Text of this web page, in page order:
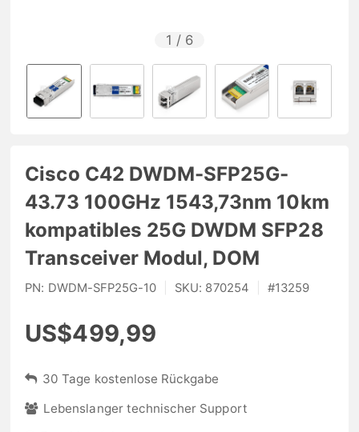
1 / 6
Cisco C42 DWDM-SFP25G-
43.73 100GHz 1543,73nm 10km
kompatibles 25G DWDM SFP28
Transceiver Modul, DOM
PN: DWDM-SFP25G-10 SKU: 870254 #13259
US$499,99
30 Tage kostenlose Rückgabe
Lebenslanger technischer Support